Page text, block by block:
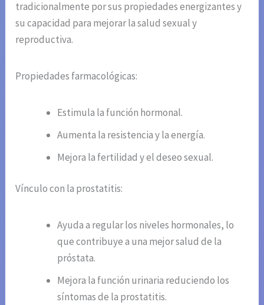
tradicionalmente por sus propiedades energizantes y
su capacidad para mejorar la salud sexual y
reproductiva.
Propiedades farmacológicas:
Estimula la función hormonal.
Aumenta la resistencia y la energía.
Mejora la fertilidad y el deseo sexual.
Vínculo con la prostatitis:
Ayuda a regular los niveles hormonales, lo
que contribuye a una mejor salud de la
próstata.
Mejora la función urinaria reduciendo los
síntomas de la prostatitis.